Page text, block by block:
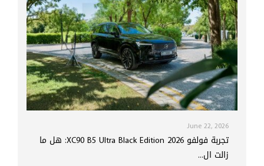
June 22, 2026
تجربة فولفو XC90 B5 Ultra Black Edition 2026: هل ما
زالت ال...